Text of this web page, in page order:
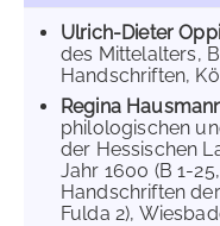
Ulrich-Dieter
des Mittelalters,
Handschriften,
Regina
philologischen
der Hessischen
Jahr 1600 (B 1-
Handschriften
Fulda 2),